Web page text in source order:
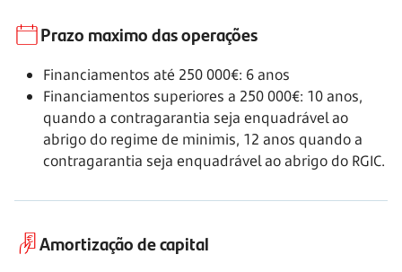
Prazo maximo das operações
Financiamentos até 250 000€: 6 anos
Financiamentos superiores a 250 000€: 10 anos,
quando a contragarantia seja enquadrável ao
abrigo do regime de minimis, 12 anos quando a
contragarantia seja enquadrável ao abrigo do RGIC.
Amortização de capital